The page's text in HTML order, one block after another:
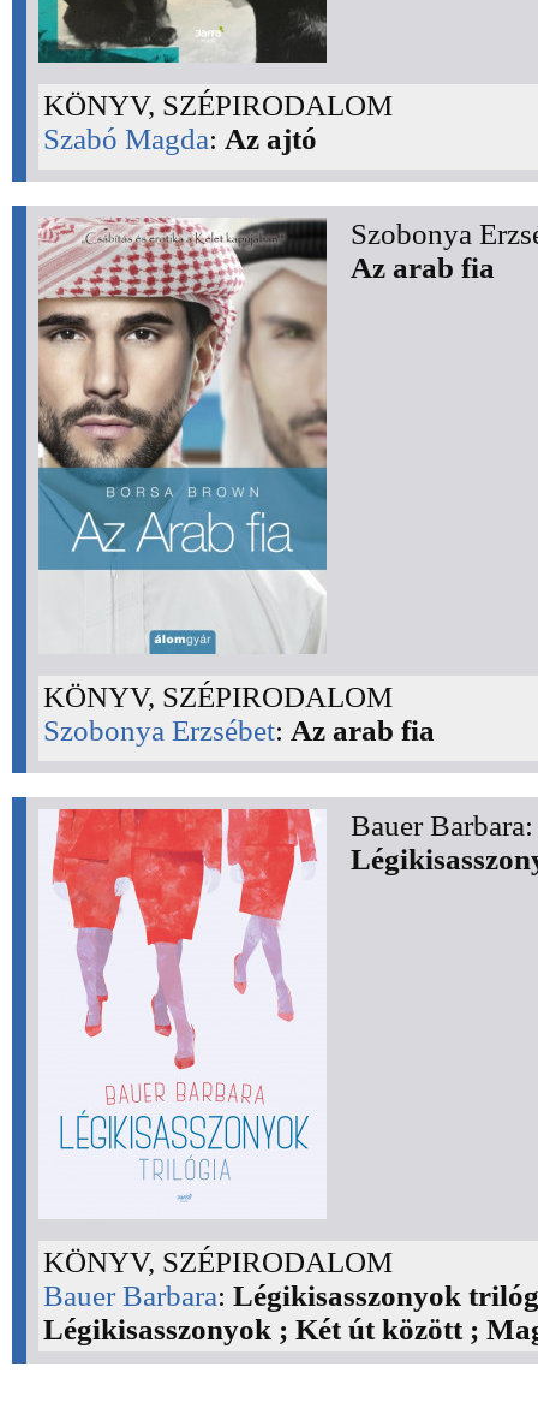
KÖNYV, SZÉPIRODALOM
Szabó Magda: Az ajtó
Szobonya
Az arab fia
KÖNYV, SZÉPIRODALOM
Szobonya Erzsébet: Az arab fia
Bauer Barbara:
KÖNYV, SZÉPIRODALOM
Bauer Barbara: Légikisasszonyok
Légikisasszonyok ; Két út között ;